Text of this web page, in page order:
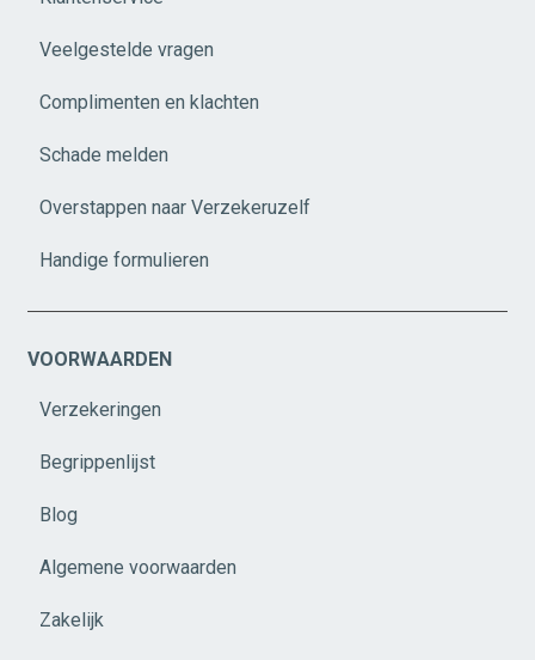
Veelgestelde vragen
Complimenten en klachten
Schade melden
Overstappen naar Verzekeruzelf
Handige formulieren
VOORWAARDEN
Verzekeringen
Begrippenlijst
Blog
Algemene voorwaarden
Zakelijk